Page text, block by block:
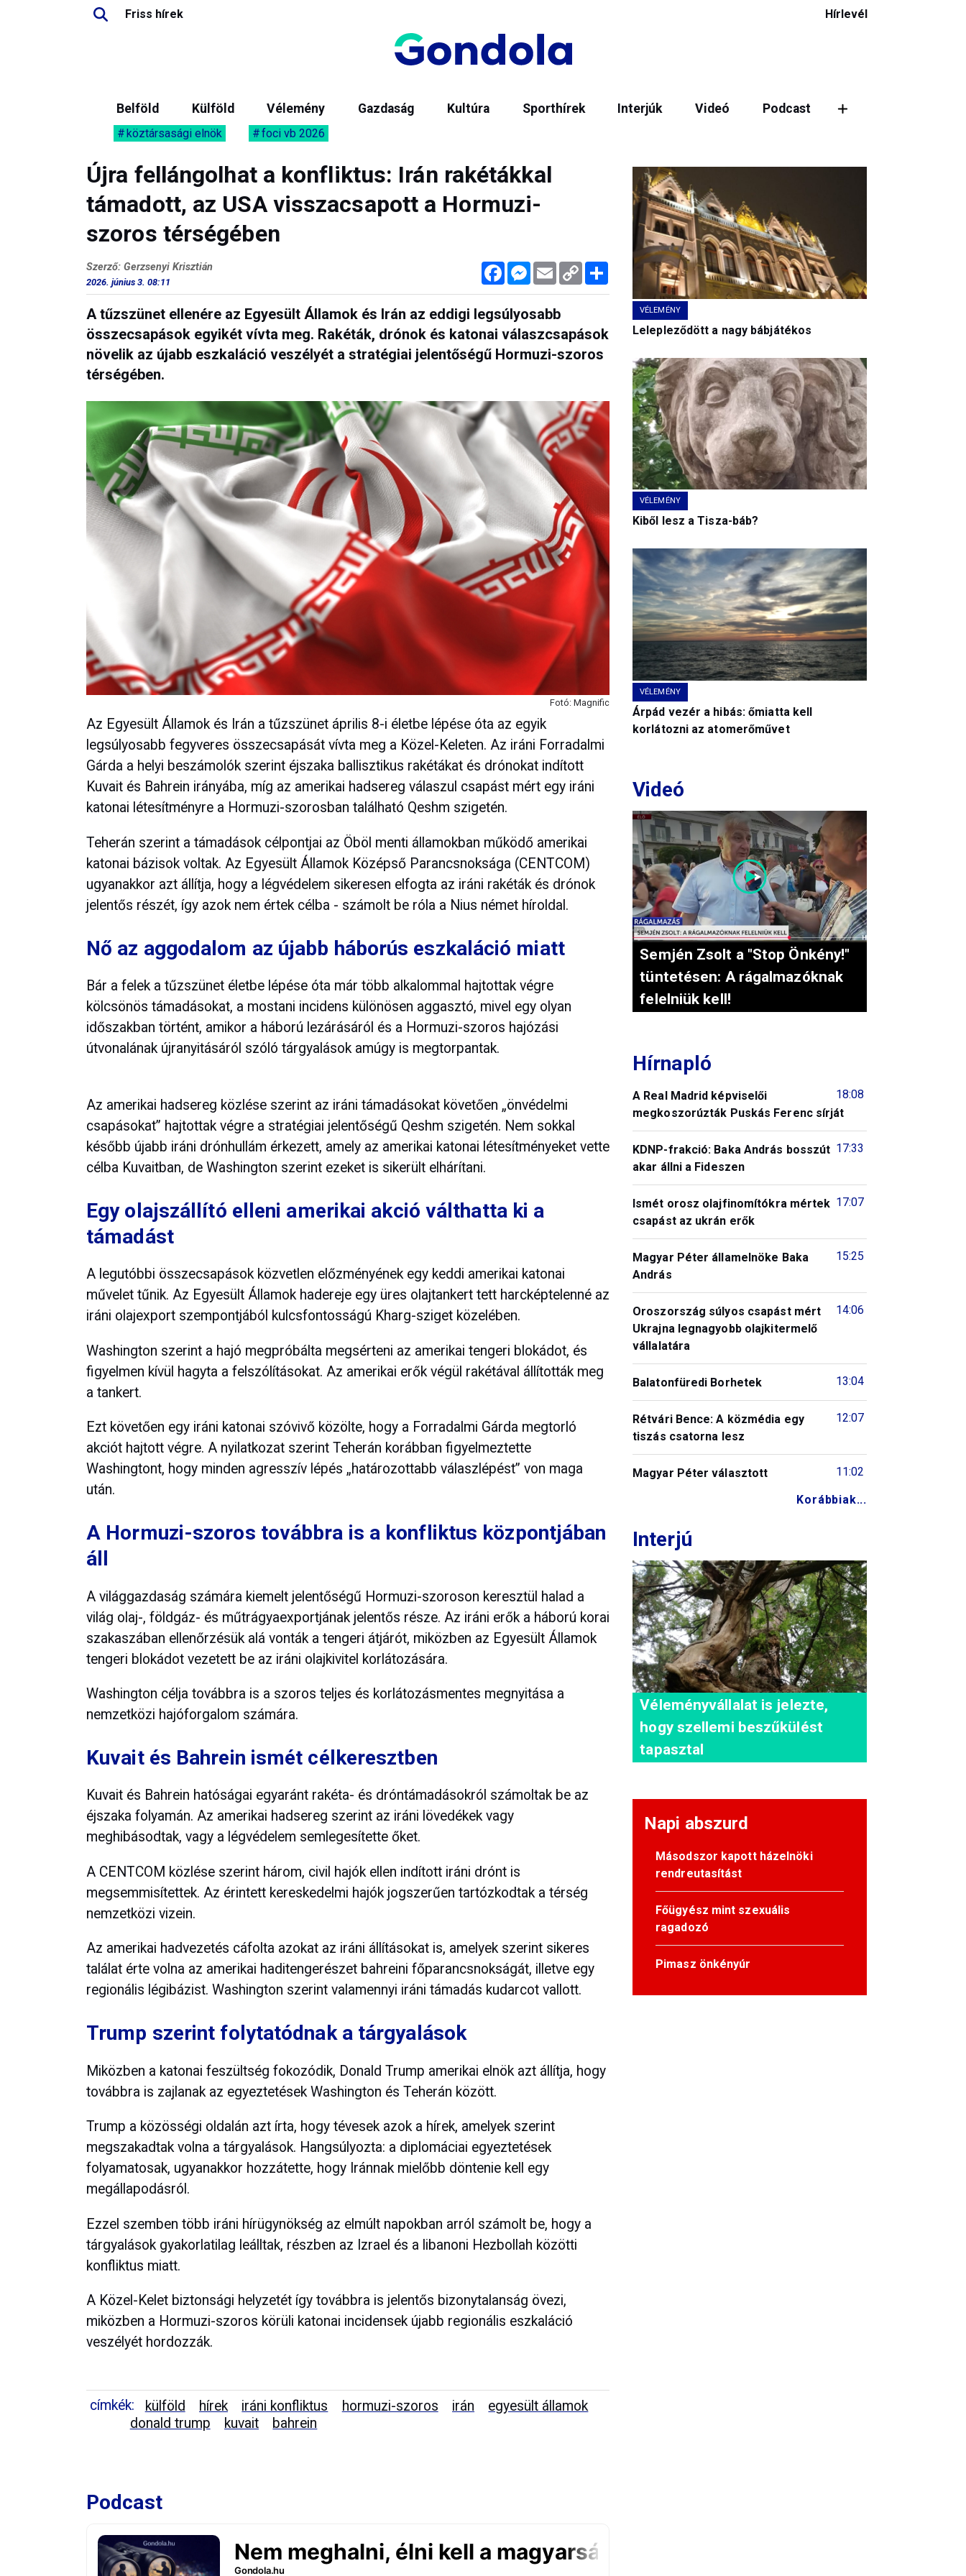
Friss hírek Hírlevél
Belföld Külföld Vélemény Gazdaság Kultúra Sporthírek Interjúk Videó Podcast
köztársasági elnök foci vb 2026
Újra fellángolhat a konfliktus: Irán rakétákkal
támadott, az USA visszacsapott a Hormuzi-
szoros térségében
FacebookMessenger
Email Copy
Link
Megosztás
Szerző: Gerzsenyi Krisztián
2026. június 3. 08:11
A tűzszünet ellenére az Egyesült Államok és Irán az eddigi legsúlyosabb
összecsapások egyikét vívta meg. Rakéták, drónok és katonai válaszcsapások
növelik az újabb eszkaláció veszélyét a stratégiai jelentőségű Hormuzi-szoros
térségében.
Fotó: Magnific
Az Egyesült Államok és Irán a tűzszünet április 8-i életbe lépése óta az egyik
legsúlyosabb fegyveres összecsapását vívta meg a Közel-Keleten. Az iráni Forradalmi
Gárda a helyi beszámolók szerint éjszaka ballisztikus rakétákat és drónokat indított
Kuvait és Bahrein irányába, míg az amerikai hadsereg válaszul csapást mért egy iráni
katonai létesítményre a Hormuzi-szorosban található Qeshm szigetén.
Teherán szerint a támadások célpontjai az Öböl menti államokban működő amerikai
katonai bázisok voltak. Az Egyesült Államok Középső Parancsnoksága (CENTCOM)
ugyanakkor azt állítja, hogy a légvédelem sikeresen elfogta az iráni rakéták és drónok
jelentős részét, így azok nem értek célba - számolt be róla a Nius német híroldal.
Nő az aggodalom az újabb háborús eszkaláció miatt
Bár a felek a tűzszünet életbe lépése óta már több alkalommal hajtottak végre
kölcsönös támadásokat, a mostani incidens különösen aggasztó, mivel egy olyan
időszakban történt, amikor a háború lezárásáról és a Hormuzi-szoros hajózási
útvonalának újranyitásáról szóló tárgyalások amúgy is megtorpantak.
Az amerikai hadsereg közlése szerint az iráni támadásokat követően „önvédelmi
csapásokat” hajtottak végre a stratégiai jelentőségű Qeshm szigetén. Nem sokkal
később újabb iráni drónhullám érkezett, amely az amerikai katonai létesítményeket vette
célba Kuvaitban, de Washington szerint ezeket is sikerült elhárítani.
Egy olajszállító elleni amerikai akció válthatta ki a
támadást
A legutóbbi összecsapások közvetlen előzményének egy keddi amerikai katonai
művelet tűnik. Az Egyesült Államok hadereje egy üres olajtankert tett harcképtelenné az
iráni olajexport szempontjából kulcsfontosságú Kharg-sziget közelében.
Washington szerint a hajó megpróbálta megsérteni az amerikai tengeri blokádot, és
figyelmen kívül hagyta a felszólításokat. Az amerikai erők végül rakétával állították meg
a tankert.
Ezt követően egy iráni katonai szóvivő közölte, hogy a Forradalmi Gárda megtorló
akciót hajtott végre. A nyilatkozat szerint Teherán korábban figyelmeztette
Washingtont, hogy minden agresszív lépés „határozottabb válaszlépést” von maga
után.
A Hormuzi-szoros továbbra is a konfliktus központjában
áll
A világgazdaság számára kiemelt jelentőségű Hormuzi-szoroson keresztül halad a
világ olaj-, földgáz- és műtrágyaexportjának jelentős része. Az iráni erők a háború korai
szakaszában ellenőrzésük alá vonták a tengeri átjárót, miközben az Egyesült Államok
tengeri blokádot vezetett be az iráni olajkivitel korlátozására.
Washington célja továbbra is a szoros teljes és korlátozásmentes megnyitása a
nemzetközi hajóforgalom számára.
Kuvait és Bahrein ismét célkeresztben
Kuvait és Bahrein hatóságai egyaránt rakéta- és dróntámadásokról számoltak be az
éjszaka folyamán. Az amerikai hadsereg szerint az iráni lövedékek vagy
meghibásodtak, vagy a légvédelem semlegesítette őket.
A CENTCOM közlése szerint három, civil hajók ellen indított iráni drónt is
megsemmisítettek. Az érintett kereskedelmi hajók jogszerűen tartózkodtak a térség
nemzetközi vizein.
Az amerikai hadvezetés cáfolta azokat az iráni állításokat is, amelyek szerint sikeres
találat érte volna az amerikai haditengerészet bahreini főparancsnokságát, illetve egy
regionális légibázist. Washington szerint valamennyi iráni támadás kudarcot vallott.
Trump szerint folytatódnak a tárgyalások
Miközben a katonai feszültség fokozódik, Donald Trump amerikai elnök azt állítja, hogy
továbbra is zajlanak az egyeztetések Washington és Teherán között.
Trump a közösségi oldalán azt írta, hogy tévesek azok a hírek, amelyek szerint
megszakadtak volna a tárgyalások. Hangsúlyozta: a diplomáciai egyeztetések
folyamatosak, ugyanakkor hozzátette, hogy Iránnak mielőbb döntenie kell egy
megállapodásról.
Ezzel szemben több iráni hírügynökség az elmúlt napokban arról számolt be, hogy a
tárgyalások gyakorlatilag leálltak, részben az Izrael és a libanoni Hezbollah közötti
konfliktus miatt.
A Közel-Kelet biztonsági helyzetét így továbbra is jelentős bizonytalanság övezi,
miközben a Hormuzi-szoros körüli katonai incidensek újabb regionális eszkaláció
veszélyét hordozzák.
címkék: külföld hírek iráni konfliktus hormuzi-szoros irán
egyesült államok
donald trump
kuvait bahrein
Podcast
VÉLEMÉNY
Lelepleződött a nagy bábjátékos
VÉLEMÉNY
Kiből lesz a Tisza-báb?
VÉLEMÉNY
Árpád vezér a hibás: őmiatta kell
korlátozni az atomerőművet
Videó
Semjén Zsolt a "Stop Önkény!"
tüntetésen: A rágalmazóknak
felelniük kell!
Hírnapló
18:08
A Real Madrid képviselői
megkoszorúzták Puskás Ferenc sírját
17:33
KDNP-frakció: Baka András bosszút
akar állni a Fideszen
17:07
Ismét orosz olajfinomítókra mértek
csapást az ukrán erők
15:25
Magyar Péter államelnöke Baka
András
14:06
Oroszország súlyos csapást mért
Ukrajna legnagyobb olajkitermelő
vállalatára
13:04
Balatonfüredi Borhetek
12:07
Rétvári Bence: A közmédia egy
tiszás csatorna lesz
11:02
Magyar Péter választott
Korábbiak...
Interjú
Véleményvállalat is jelezte,
hogy szellemi beszűkülést
tapasztal
Napi abszurd
Másodszor kapott házelnöki
rendreutasítást
Főügyész mint szexuális
ragadozó
Pimasz önkényúr